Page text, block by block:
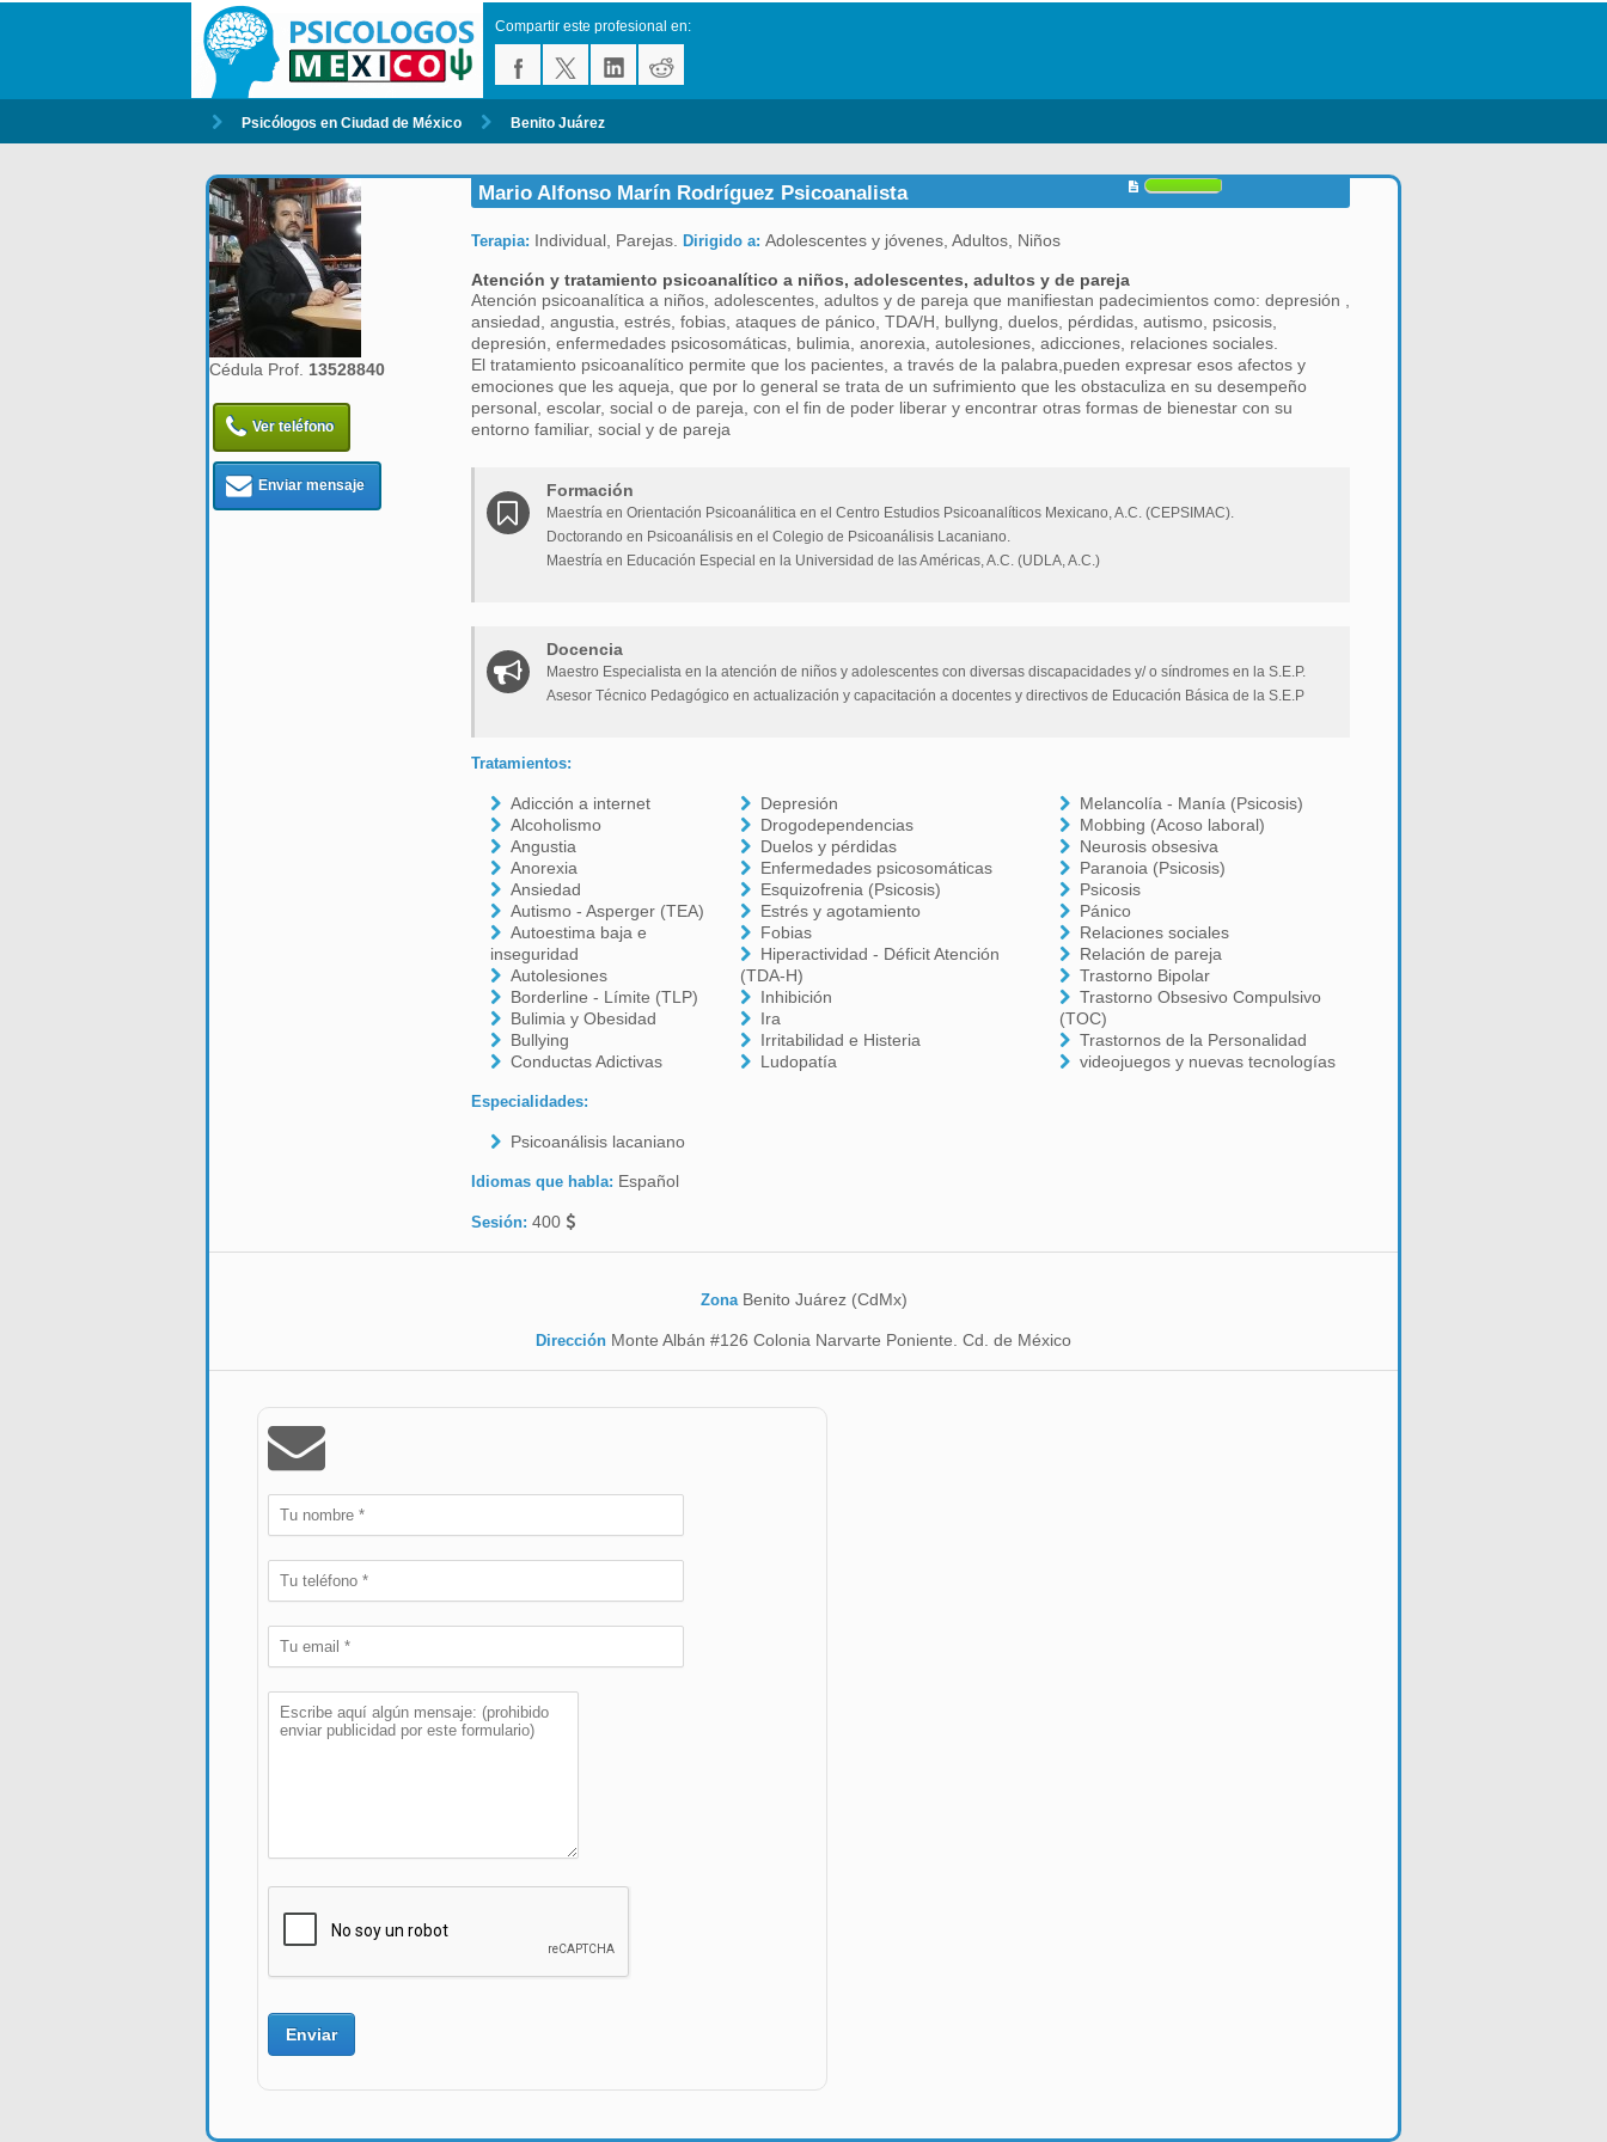
Compartir este profesional en:
Psicólogos en Ciudad de México Benito Juárez
Cédula Prof. 13528840
Ver teléfono
Enviar mensaje
Mario Alfonso Marín Rodríguez Psicoanalista
Terapia: Individual, Parejas. Dirigido a: Adolescentes y jóvenes, Adultos, Niños
Atención y tratamiento psicoanalítico a niños, adolescentes, adultos y de pareja
Atención psicoanalítica a niños, adolescentes, adultos y de pareja que manifiestan padecimientos como: depresión ,
ansiedad, angustia, estrés, fobias, ataques de pánico, TDA/H, bullyng, duelos, pérdidas, autismo, psicosis,
depresión, enfermedades psicosomáticas, bulimia, anorexia, autolesiones, adicciones, relaciones sociales.
El tratamiento psicoanalítico permite que los pacientes, a través de la palabra,pueden expresar esos afectos y
emociones que les aqueja, que por lo general se trata de un sufrimiento que les obstaculiza en su desempeño
personal, escolar, social o de pareja, con el fin de poder liberar y encontrar otras formas de bienestar con su
entorno familiar, social y de pareja
Formación
Maestría en Orientación Psicoanálitica en el Centro Estudios Psicoanalíticos Mexicano, A.C. (CEPSIMAC).
Doctorando en Psicoanálisis en el Colegio de Psicoanálisis Lacaniano.
Maestría en Educación Especial en la Universidad de las Américas, A.C. (UDLA, A.C.)
Docencia
Maestro Especialista en la atención de niños y adolescentes con diversas discapacidades y/ o síndromes en la S.E.P.
Asesor Técnico Pedagógico en actualización y capacitación a docentes y directivos de Educación Básica de la S.E.P
Tratamientos:
Adicción a internet
Alcoholismo
Angustia
Anorexia
Ansiedad
Autismo - Asperger (TEA)
Autoestima baja e
inseguridad
Autolesiones
Borderline - Límite (TLP)
Bulimia y Obesidad
Bullying
Conductas Adictivas
Depresión
Drogodependencias
Duelos y pérdidas
Enfermedades psicosomáticas
Esquizofrenia (Psicosis)
Estrés y agotamiento
Fobias
Hiperactividad - Déficit Atención
(TDA-H)
Inhibición
Ira
Irritabilidad e Histeria
Ludopatía
Melancolía - Manía (Psicosis)
Mobbing (Acoso laboral)
Neurosis obsesiva
Paranoia (Psicosis)
Psicosis
Pánico
Relaciones sociales
Relación de pareja
Trastorno Bipolar
Trastorno Obsesivo Compulsivo
(TOC)
Trastornos de la Personalidad
videojuegos y nuevas tecnologías
Especialidades:
Psicoanálisis lacaniano
Idiomas que habla: Español
Sesión: 400
Zona Benito Juárez (CdMx)
Dirección Monte Albán #126 Colonia Narvarte Poniente. Cd. de México